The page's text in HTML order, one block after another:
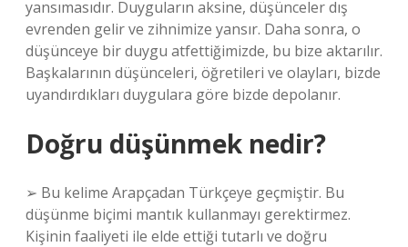
yansımasıdır. Duyguların aksine, düşünceler dış
evrenden gelir ve zihnimize yansır. Daha sonra, o
düşünceye bir duygu atfettiğimizde, bu bize aktarılır.
Başkalarının düşünceleri, öğretileri ve olayları, bizde
uyandırdıkları duygulara göre bizde depolanır.
Doğru düşünmek nedir?
➢ Bu kelime Arapçadan Türkçeye geçmiştir. Bu
düşünme biçimi mantık kullanmayı gerektirmez.
Kişinin faaliyeti ile elde ettiği tutarlı ve doğru